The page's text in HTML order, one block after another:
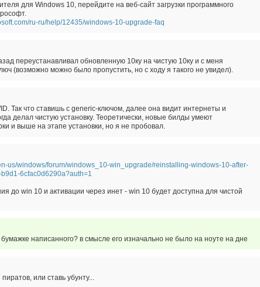
для Windows 10, перейдите на веб-сайт загрузки программного
ru-ru/help/12435/windows-10-upgrade-faq
переустанавливал обновленную 10ку на чистую 10ку и с меня
(возможно можно было пропустить, но с ходу я такого не увидел).
Так что ставишь с generic-ключом, далее она видит интернеты и
делал чистую установку. Теоретически, новые билды умеют
и выше на этапе установки, но я не пробовал.
us/windows/forum/windows_10-win_upgrade/reinstalling-windows-10-after-
6cfac0d6290a?auth=1
до win 10 и активации через инет - win 10 будет доступна для чистой
написанного? в смысле его изначально не было на ноуте на дне
или ставь убунту...